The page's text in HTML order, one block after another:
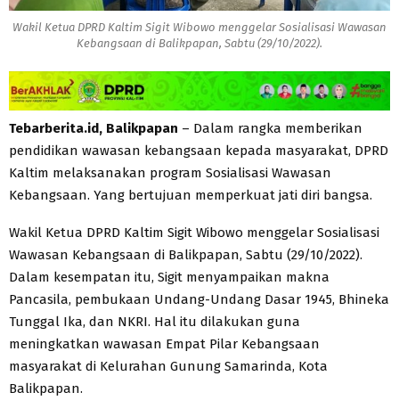
Wakil Ketua DPRD Kaltim Sigit Wibowo menggelar Sosialisasi Wawasan
Kebangsaan di Balikpapan, Sabtu (29/10/2022).
Tebarberita.id, Balikpapan – Dalam rangka memberikan
pendidikan wawasan kebangsaan kepada masyarakat, DPRD
Kaltim melaksanakan program Sosialisasi Wawasan
Kebangsaan. Yang bertujuan memperkuat jati diri bangsa.
Wakil Ketua DPRD Kaltim Sigit Wibowo menggelar Sosialisasi
Wawasan Kebangsaan di Balikpapan, Sabtu (29/10/2022).
Dalam kesempatan itu, Sigit menyampaikan makna
Pancasila, pembukaan Undang-Undang Dasar 1945, Bhineka
Tunggal Ika, dan NKRI. Hal itu dilakukan guna
meningkatkan wawasan Empat Pilar Kebangsaan
masyarakat di Kelurahan Gunung Samarinda, Kota
Balikpapan.